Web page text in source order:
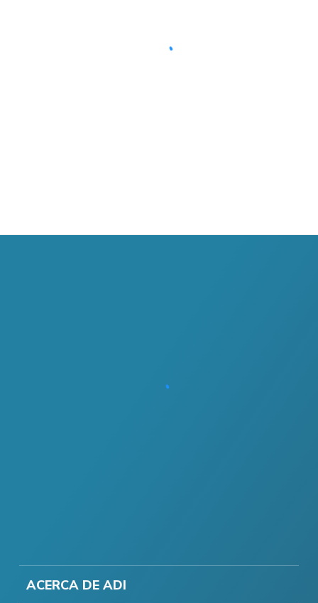
ACERCA DE ADI